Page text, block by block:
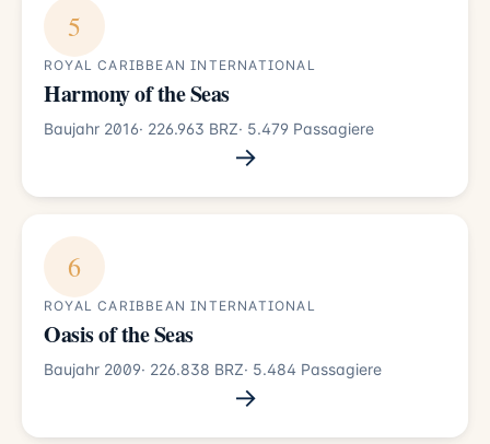
5
ROYAL CARIBBEAN INTERNATIONAL
Harmony of the Seas
Baujahr 2016· 226.963 BRZ· 5.479 Passagiere
→
6
ROYAL CARIBBEAN INTERNATIONAL
Oasis of the Seas
Baujahr 2009· 226.838 BRZ· 5.484 Passagiere
→